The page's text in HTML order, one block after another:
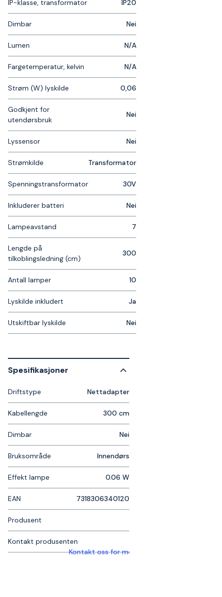
IP-klasse, transformator IP20
Dimbar Nei
Lumen N/A
Fargetemperatur, kelvin N/A
Strøm (W) lyskilde 0,06
Godkjent for
utendørsbruk
Nei
Lyssensor Nei
Strømkilde Transformator
Spenningstransformator 30V
Inkluderer batteri Nei
Lampeavstand 7
Lengde på
tilkoblingsledning (cm)
300
Antall lamper 10
Lyskilde inkludert Ja
Utskiftbar lyskilde Nei
Spesifikasjoner
Driftstype Nettadapter
Kabellengde 300 cm
Dimbar Nei
Bruksområde Innendørs
Effekt lampe 0.06 W
EAN 7318306340120
Produsent
Kontakt produsenten
Kontakt oss for mer informasjon